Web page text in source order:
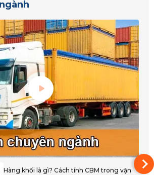
Hàng khối là gì? Cách tính CBM trong vận